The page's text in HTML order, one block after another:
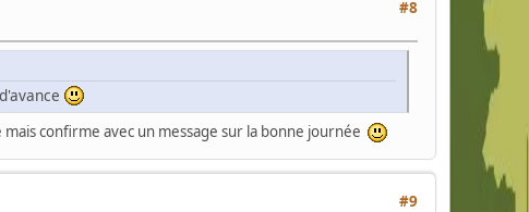
#8
confirme avec un message sur la bonne journée
#9